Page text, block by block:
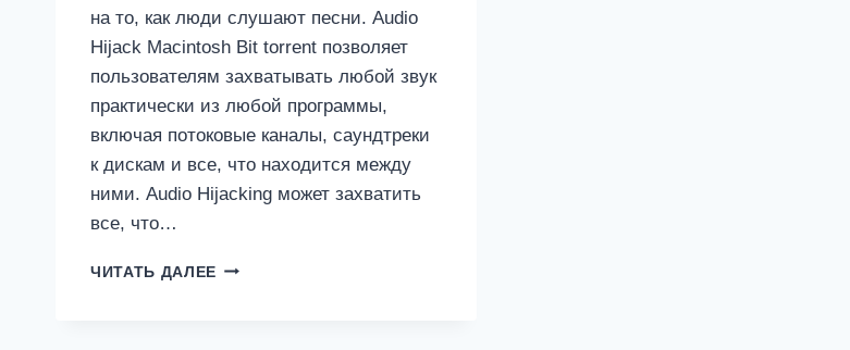
на то, как люди слушают песни. Audio
Hijack Macintosh Bit torrent позволяет
пользователям захватывать любой звук
практически из любой программы,
включая потоковые каналы, саундтреки
к дискам и все, что находится между
ними. Audio Hijacking может захватить
все, что…
ЧИТАТЬ ДАЛЕЕ AUDIO